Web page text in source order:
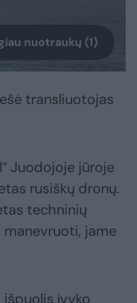
nuotraukų (1)
transliuotojas
Juodojoje jūroje
rusiškų dronų.
techninių
manevruoti, jame
įvyko